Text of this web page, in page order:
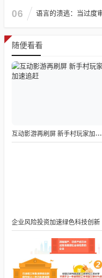
06 语言的溃逃：当过度
随便看看
互动影游再刷屏 新手村玩家加速追赶
企业风险投资加速绿色科技创新